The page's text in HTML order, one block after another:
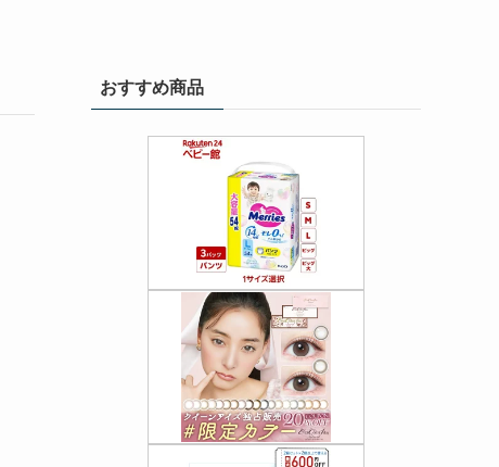
おすすめ商品